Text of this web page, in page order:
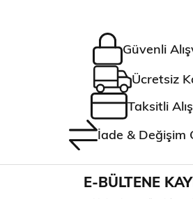
Güvenli
Ücretsiz
Taksitli
İade & Değişim
E-BÜLTENE